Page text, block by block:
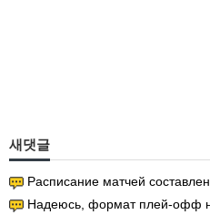
새댓글
Расписание матчей составлено
Надеюсь, формат плей-офф не